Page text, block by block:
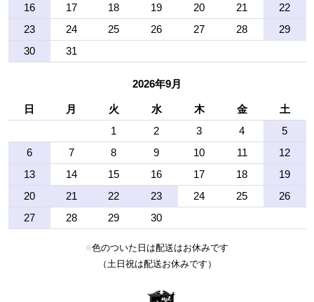
16
17 18 19 20 21
22
23
24 25 26 27 28
29
30
31
2026年9月
日 月 火 水 木 金
土
1
2 3 4
5
6
7 8 9 10 11
12
13
14 15 16 17 18
19
20
21 22 23 24 25
26
27
28 29 30
■色のついた日は配送はお休みです
（土日祝は配送お休みです）